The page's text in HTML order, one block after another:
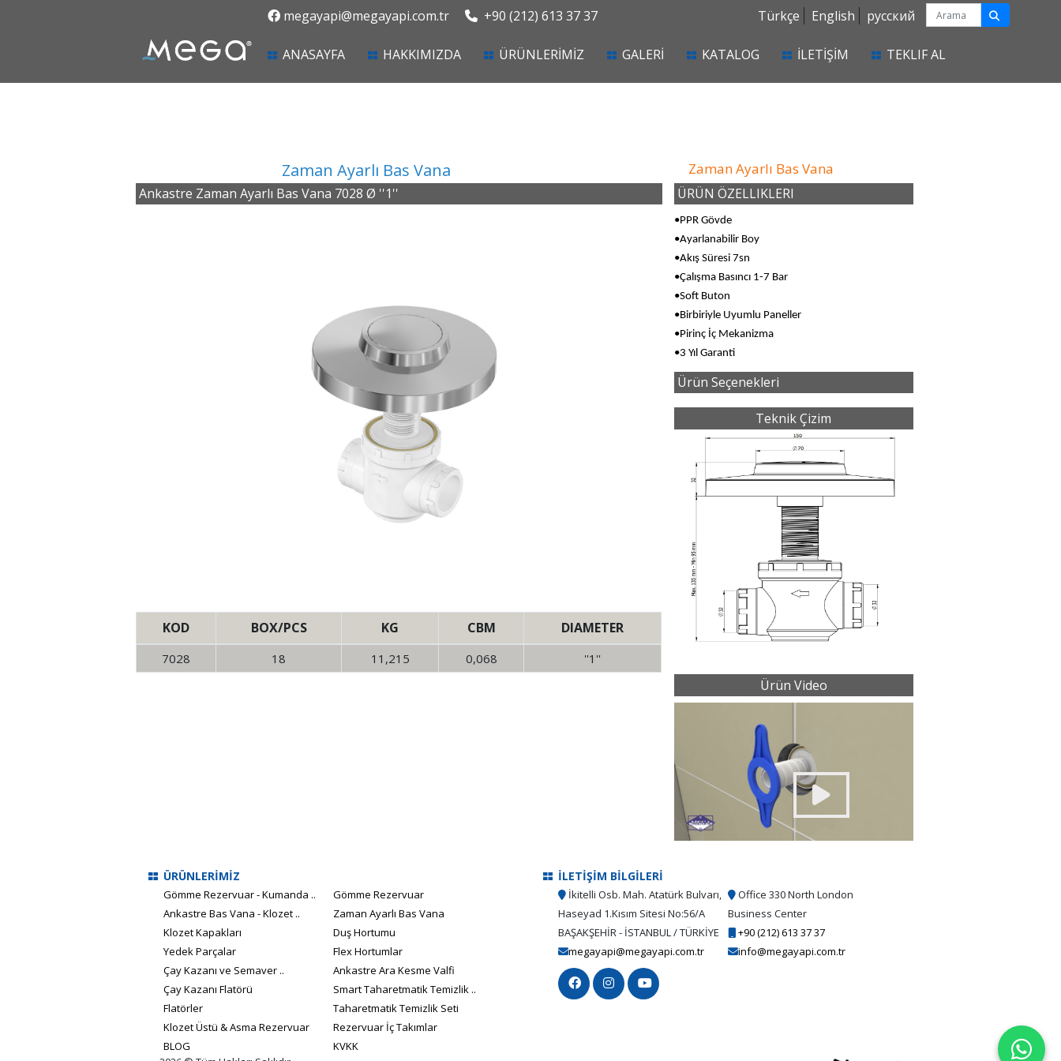
megayapi@megayapi.com.tr +90 (212) 613 37 37 Türkçe English русский
ANASAYFA(current)HAKKIMIZDA ÜRÜNLERİMİZ GALERİ KATALOG İLETİŞİM TEKLIF AL
Zaman Ayarlı Bas Vana Zaman Ayarlı Bas Vana
Ankastre Zaman Ayarlı Bas Vana 7028 Ø ''1''
KOD BOX/PCS KG CBM DIAMETER
7028 18 11,215 0,068 ''1''
ÜRÜN ÖZELLIKLERI
•PPR Gövde
•Ayarlanabilir Boy
•Akış Süresi 7sn
•Çalışma Basıncı 1-7 Bar
•Soft Buton
•Birbiriyle Uyumlu Paneller
•Pirinç İç Mekanizma
•3 Yıl Garanti
Ürün Seçenekleri
Teknik Çizim
Ürün Video
ÜRÜNLERİMİZ
Gömme Rezervuar - Kumanda ..
Gömme Rezervuar
Ankastre Bas Vana - Klozet ..
Zaman Ayarlı Bas Vana
Klozet Kapakları
Duş Hortumu
Yedek Parçalar
Flex Hortumlar
Çay Kazanı ve Semaver ..
Ankastre Ara Kesme Valfi
Çay Kazanı Flatörü
Smart Taharetmatik Temizlik ..
Flatörler
Taharetmatik Temizlik Seti
Klozet Üstü & Asma Rezervuar
Rezervuar İç Takımlar
BLOG
KVKK
İLETİŞİM BİLGİLERİ
İkitelli Osb. Mah. Atatürk Bulvarı,
Haseyad 1.Kısım Sitesi No:56/A
BAŞAKŞEHİR - İSTANBUL / TÜRKİYE
Office 330 North London
Business Center
+90 (212) 613 37 37
megayapi@megayapi.com.tr
info@megayapi.com.tr